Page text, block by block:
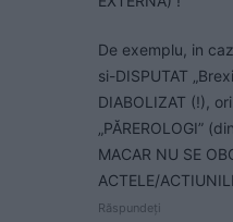
De exemplu, in
si-DISPUTAT
DIABOLIZAT (!),
„PĂREROLOGI”
MACAR NU SE
ACTELE/
Răspundeți